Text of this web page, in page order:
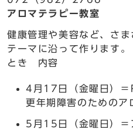
アロマテラピー教室
健康管理や美容など、さ
テーマに沿って作ります。
とき 内容
4月17日（金曜日）＝
更年期障害のためのア
5月15日（金曜日）＝